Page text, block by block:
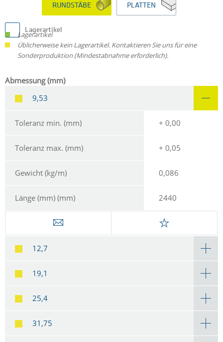
RUNDSTÄBE PLATTEN
Lagerartikel
Lagerartikel
Üblicherweise kein Lagerartikel. Kontaktieren Sie uns für eine
Sonderproduktion (Mindestabnahme erforderlich).
Abmessung (mm)
9,53
Toleranz min. (mm) + 0,00
Toleranz max. (mm) + 0,05
Gewicht (kg/m) 0,086
Länge (mm) (mm) 2440
12,7
19,1
25,4
31,75